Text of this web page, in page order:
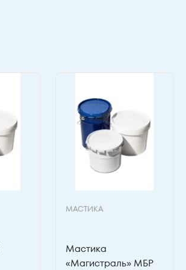
МАСТИКА
Мастика
«Магистраль» МБР